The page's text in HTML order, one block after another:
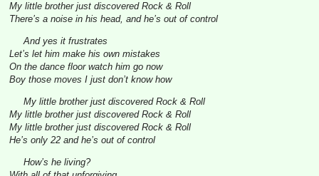
My little brother just discovered Rock & Roll
There’s a noise in his head, and he’s out of control
And yes it frustrates
Let’s let him make his own mistakes
On the dance floor watch him go now
Boy those moves I just don’t know how
My little brother just discovered Rock & Roll
My little brother just discovered Rock & Roll
My little brother just discovered Rock & Roll
He’s only 22 and he’s out of control
How’s he living?